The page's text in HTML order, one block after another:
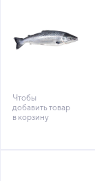
Чтобы
добавить товар
в корзину